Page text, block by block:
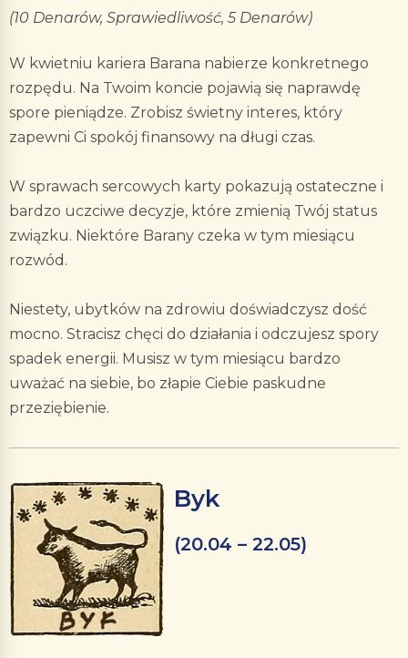
(10 Denarów, Sprawiedliwość, 5 Denarów)
W kwietniu kariera Barana nabierze konkretnego
rozpędu. Na Twoim koncie pojawią się naprawdę
spore pieniądze. Zrobisz świetny interes, który
zapewni Ci spokój finansowy na długi czas.
W sprawach sercowych karty pokazują ostateczne i
bardzo uczciwe decyzje, które zmienią Twój status
związku. Niektóre Barany czeka w tym miesiącu
rozwód.
Niestety, ubytków na zdrowiu doświadczysz dość
mocno. Stracisz chęci do działania i odczujesz spory
spadek energii. Musisz w tym miesiącu bardzo
uważać na siebie, bo złapie Ciebie paskudne
przeziębienie.
Byk
(20.04 – 22.05)